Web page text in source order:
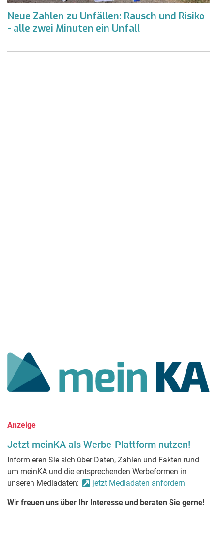
Neue Zahlen zu Unfällen: Rausch und Risiko
- alle zwei Minuten ein Unfall
Anzeige
Jetzt meinKA als Werbe-Plattform nutzen!
Informieren Sie sich über Daten, Zahlen und Fakten rund
um meinKA und die entsprechenden Werbeformen in
unseren Mediadaten:
jetzt Mediadaten anfordern.
Wir freuen uns über Ihr Interesse und beraten Sie gerne!